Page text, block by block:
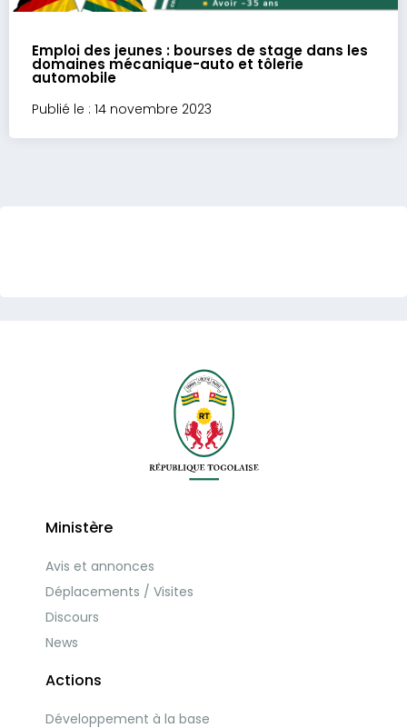
Emploi des jeunes : bourses de stage dans les
domaines mécanique-auto et tôlerie
automobile
Publié le : 14 novembre 2023
Ministère
Avis et annonces
Déplacements / Visites
Discours
News
Actions
Développement à la base